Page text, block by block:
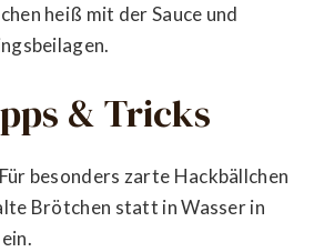
heiß mit der Sauce und
& Tricks
Für besonders zarte Hackbällchen
Brötchen statt in Wasser in